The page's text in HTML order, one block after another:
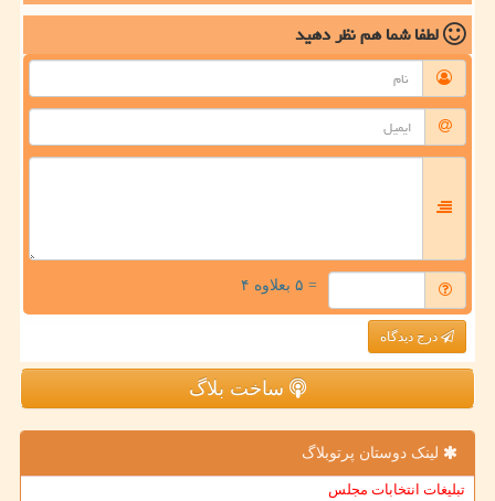
لطفا شما همنظر دهید
= ۵ بعلاوه ۴
درج دیدگاه
ساخت بلاگ
لینک دوستان پرتوبلاگ
تبلیغات انتخابات مجلس